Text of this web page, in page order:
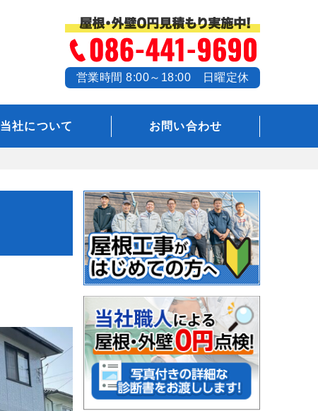
営業時間 8:00～18:00 日曜定休
当社について お問い合わせ